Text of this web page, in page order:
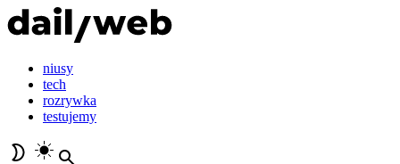
niusy
tech
rozrywka
testujemy